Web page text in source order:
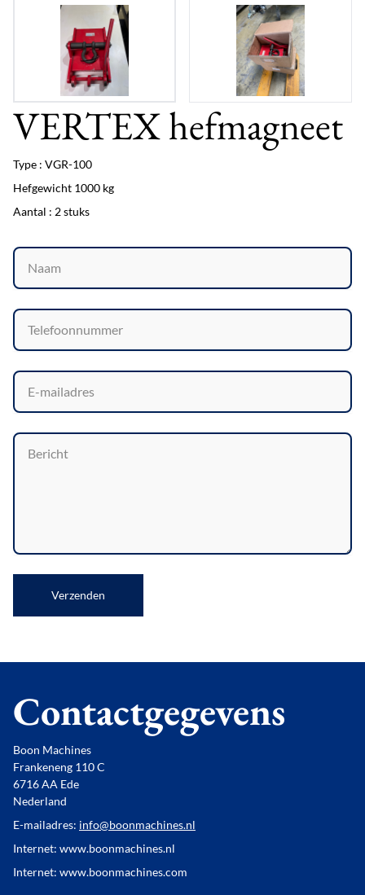
VERTEX hefmagneet
Type : VGR-100
Hefgewicht 1000 kg
Aantal : 2 stuks
Verzenden
Contactgegevens
Boon Machines
Frankeneng 110 C
6716 AA Ede
Nederland
E-mailadres: info@boonmachines.nl
Internet: www.boonmachines.nl
Internet: www.boonmachines.com